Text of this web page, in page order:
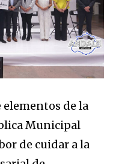
elementos de la
Municipal
de cuidar a la